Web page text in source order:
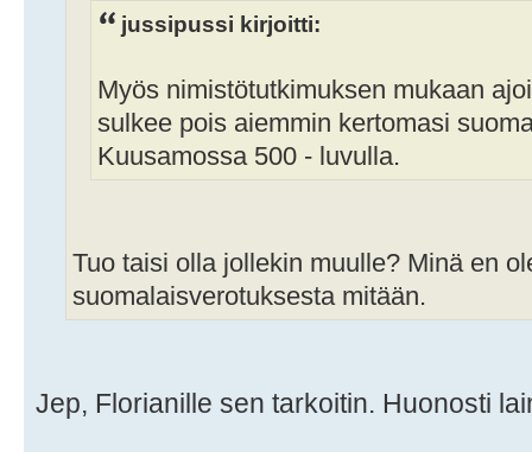
jussipussi kirjoitti:
Myös nimistötutkimuksen mukaan
sulkee pois aiemmin kertomasi
Kuusamossa 500 - luvulla.
Tuo taisi olla jollekin muulle? Minä en
suomalaisverotuksesta mitään.
Jep, Florianille sen tarkoitin. Huonosti